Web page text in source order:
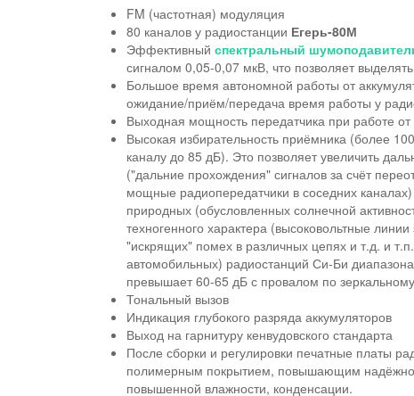
FM (частотная) модуляция
80 каналов у радиостанции Егерь-80М
Эффективный спектральный
сигналом 0,05-0,07 мкВ, что позволяет
Большое время автономной работы от
ожидание/приём/передача время работы у
Выходная мощность передатчика при работе от
Высокая избирательность приёмника (более
каналу до 85 дБ). Это позволяет увеличить
("дальние прохождения" сигналов за счёт
мощные радиопередатчики в соседних
природных (обусловленных солнечной
техногенного характера (высоковольтные
"искрящих" помех в различных цепях и т.д. и
автомобильных) радиостанций Си-Би
превышает 60-65 дБ с провалом по
Тональный вызов
Индикация глубокого разряда аккумуляторов
Выход на гарнитуру кенвудовского стандарта
После сборки и регулировки печатные платы
полимерным покрытием, повышающим
повышенной влажности, конденсации.